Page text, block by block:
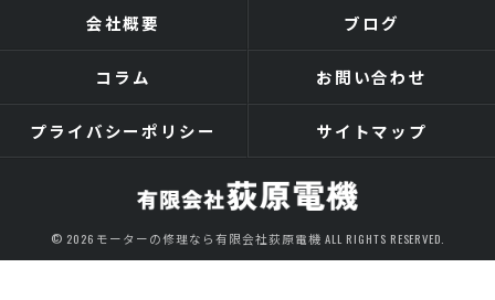
会社概要 ブログ
コラム お問い合わせ
プライバシーポリシー サイトマップ
© 2026 モーターの修理なら有限会社荻原電機 ALL RIGHTS RESERVED.